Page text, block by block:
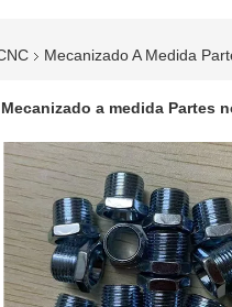
Mecanizado A Medida
Mecanizado a medida Partes